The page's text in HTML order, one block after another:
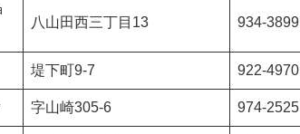
八山田西三丁目13 934-3899
堤下町9-7 922-4970
字山崎305-6 974-2525